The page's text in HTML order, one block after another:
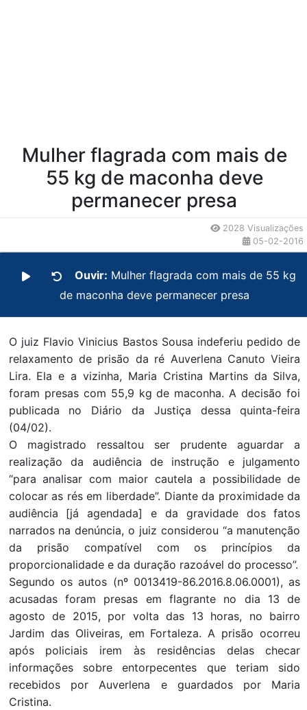
Mulher flagrada com mais de
55 kg de maconha deve
permanecer presa
2028 Visualizações
05-02-2016
Ouvir: Mulher flagrada com mais de 55 kg
de maconha deve permanecer presa
O juiz Flavio Vinicius Bastos Sousa indeferiu pedido de
relaxamento de prisão da ré Auverlena Canuto Vieira
Lira. Ela e a vizinha, Maria Cristina Martins da Silva,
foram presas com 55,9 kg de maconha. A decisão foi
publicada no Diário da Justiça dessa quinta-feira
(04/02).
O magistrado ressaltou ser prudente aguardar a
realização da audiência de instrução e julgamento
“para analisar com maior cautela a possibilidade de
colocar as rés em liberdade”. Diante da proximidade da
audiência [já agendada] e da gravidade dos fatos
narrados na denúncia, o juiz considerou “a manutenção
da prisão compatível com os princípios da
proporcionalidade e da duração razoável do processo”.
Segundo os autos (nº 0013419-86.2016.8.06.0001), as
acusadas foram presas em flagrante no dia 13 de
agosto de 2015, por volta das 13 horas, no bairro
Jardim das Oliveiras, em Fortaleza. A prisão ocorreu
após policiais irem às residências delas checar
informações sobre entorpecentes que teriam sido
recebidos por Auverlena e guardados por Maria
Cristina.